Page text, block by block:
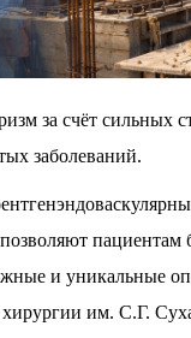
за счёт сильных
заболеваний.
пациентам
и уникальные
хирургии им. С.Г.